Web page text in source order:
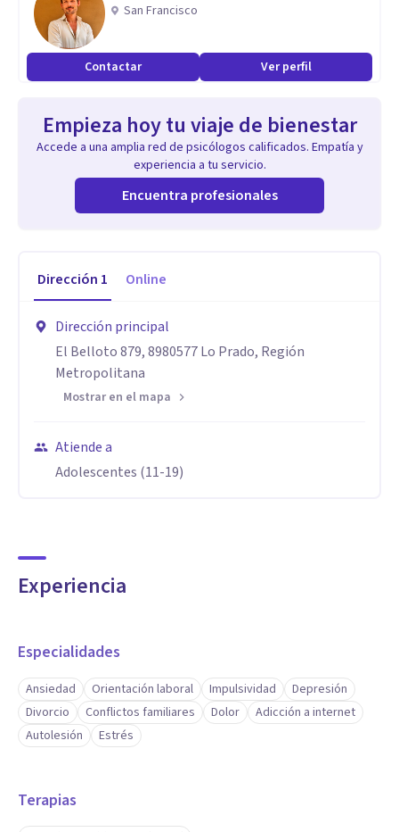
San Francisco
Contactar Ver perfil
Empieza hoy tu viaje de bienestar
Accede a una amplia red de psicólogos calificados. Empatía y
experiencia a tu servicio.
Encuentra profesionales
Dirección 1 Online
Dirección principal
El Belloto 879, 8980577 Lo Prado, Región
Metropolitana
Mostrar en el mapa
Atiende a
Adolescentes (11-19)
Experiencia
Especialidades
Ansiedad Orientación laboral Impulsividad
Depresión
Divorcio
Conflictos familiares Dolor
Adicción a internet
Autolesión
Estrés
Terapias